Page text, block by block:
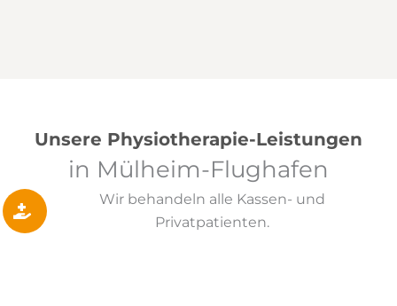
Unsere Physiotherapie-Leistungen
in Mülheim-Flughafen
Wir behandeln alle Kassen- und
Privatpatienten.